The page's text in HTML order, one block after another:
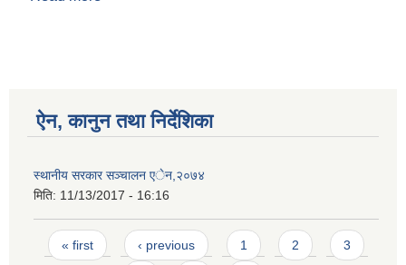
ऐन, कानुन तथा निर्देशिका
स्थानीय सरकार सञ्चालन एेन,२०७४
मिति: 11/13/2017 - 16:16
Pages
« first ‹ previous 1 2 3